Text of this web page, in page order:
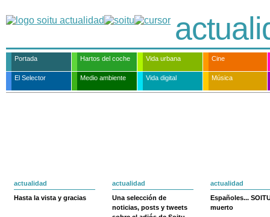
Portada Hartos del coche Vida urbana Cine
El Selector Medio ambiente Vida digital Música
actualidad
Hasta la vista y gracias
actualidad
Una selección de
noticias, posts y tweets
actualidad
Españoles...
muerto